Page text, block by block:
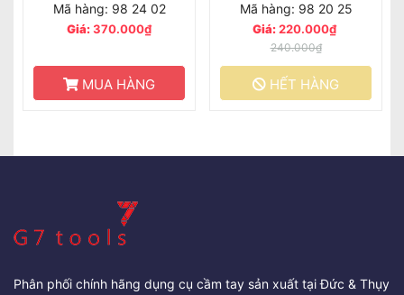
Mã hàng: 98 24 02
Giá:370.000₫
MUA HÀNG
Mã hàng: 98 20 25
Giá:220.000₫
240.000₫
HẾT HÀNG
Phân phối chính hãng dụng cụ cầm tay sản xuất tại Đức & Thụy